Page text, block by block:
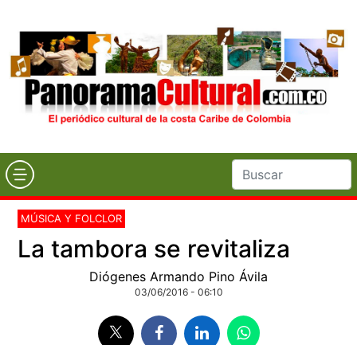
MÚSICA Y FOLCLOR
La tambora se revitaliza
Diógenes Armando Pino Ávila
03/06/2016 - 06:10